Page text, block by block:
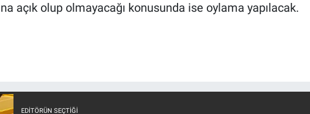
açık olup olmayacağı konusunda ise oylama yapılacak.
EDITÖRÜN SEÇTIĞI